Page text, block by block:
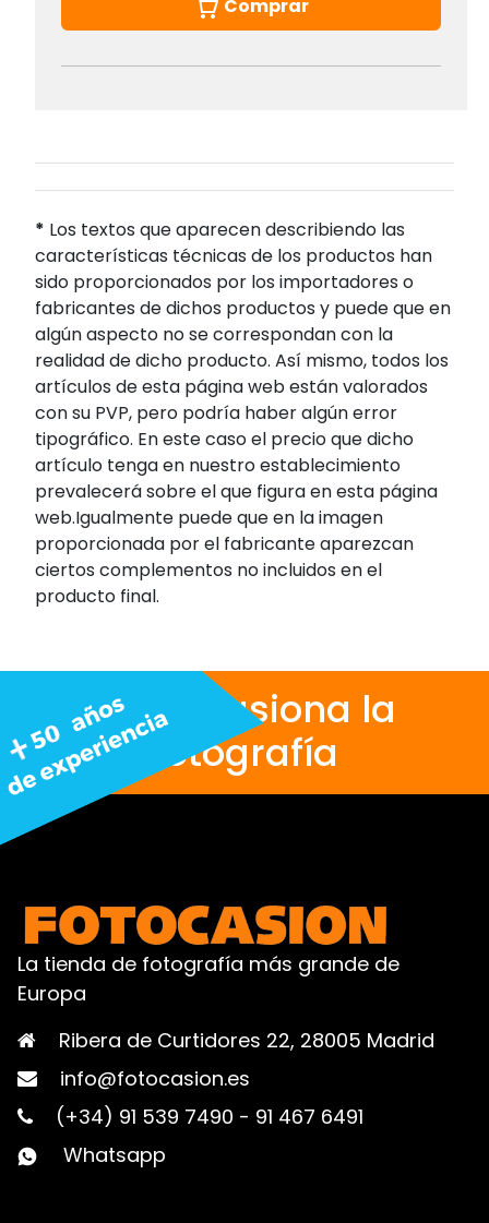
Comprar
* Los textos que aparecen describiendo las
características técnicas de los productos han
sido proporcionados por los importadores o
fabricantes de dichos productos y puede que en
algún aspecto no se correspondan con la
realidad de dicho producto. Así mismo, todos los
artículos de esta página web están valorados
con su PVP, pero podría haber algún error
tipográfico. En este caso el precio que dicho
artículo tenga en nuestro establecimiento
prevalecerá sobre el que figura en esta página
web.Igualmente puede que en la imagen
proporcionada por el fabricante aparezcan
ciertos complementos no incluidos en el
producto final.
Nos apasiona la
fotografía
La tienda de fotografía más grande de
Europa
Ribera de Curtidores 22, 28005 Madrid
info@fotocasion.es
(+34) 91 539 7490 - 91 467 6491
Whatsapp